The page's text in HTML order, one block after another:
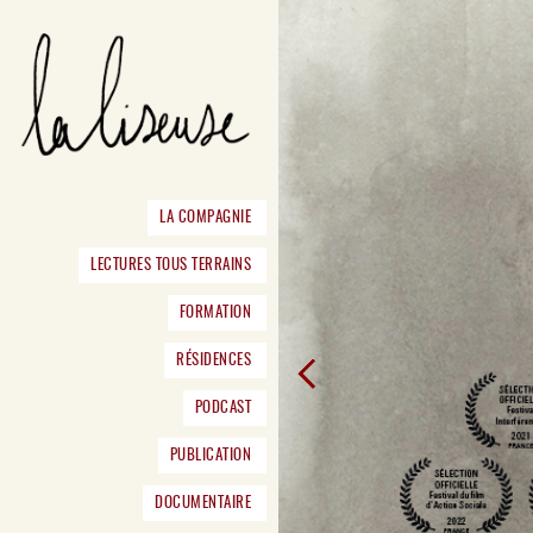
LA COMPAGNIE
LECTURES TOUS TERRAINS
FORMATION
RÉSIDENCES
PODCAST
PUBLICATION
DOCUMENTAIRE